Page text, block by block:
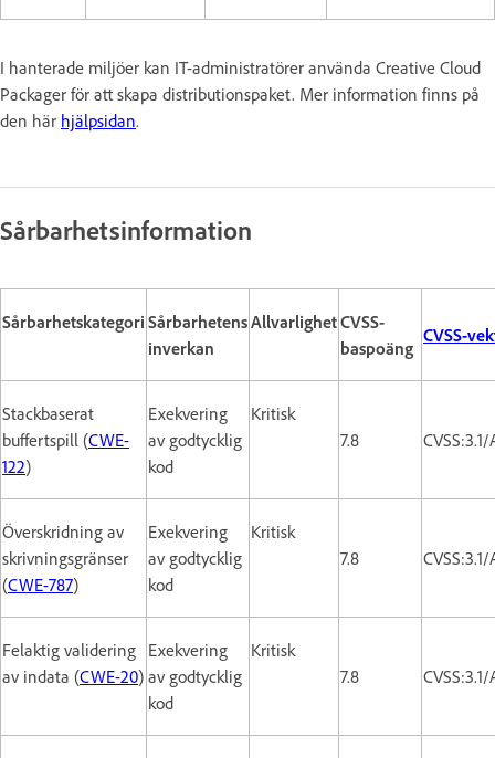
I hanterade miljöer kan IT-administratörer använda Creative Cloud
Packager för att skapa distributionspaket. Mer information finns på
den här hjälpsidan.
Sårbarhetsinformation
Sårbarhetskategori Sårbarhetens
inverkan
AllvarlighetCVSS-
baspoäng
CVSS-
Stackbaserat
buffertspill (CWE-
122)
Exekvering
av godtycklig
kod
Kritisk
7.8
Överskridning av
skrivningsgränser
(CWE-787)
Exekvering
av godtycklig
kod
Kritisk
7.8
Felaktig validering
av indata (CWE-20)
Exekvering
av godtycklig
kod
Kritisk
7.8